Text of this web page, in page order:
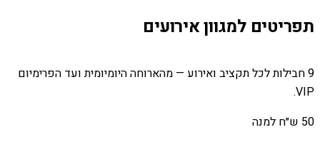
תפריטים למגוון אירועים
9 חבילות לכל תקציב ואירוע — מהארוחה היומיומית ועד הפרימיום
VIP.
50 ש״ח למנה